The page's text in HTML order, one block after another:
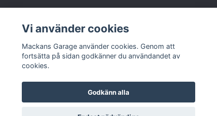
Sociala medier
© 2026 Mackans Garage
Vi använder cookies
Mackans Garage använder cookies. Genom att
fortsätta på sidan godkänner du användandet av
cookies.
Godkänn alla